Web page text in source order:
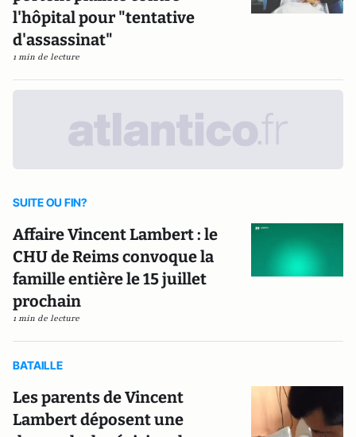
l'hôpital pour "tentative
d'assassinat"
1 min de lecture
SUITE OU FIN?
Affaire Vincent Lambert : le
CHU de Reims convoque la
famille entière le 15 juillet
prochain
1 min de lecture
BATAILLE
Les parents de Vincent
Lambert déposent une